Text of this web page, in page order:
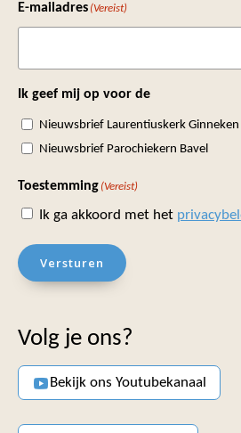
E-mailadres (Vereist)
Ik geef mij op voor de
Nieuwsbrief Laurentiuskerk Ginneken
Nieuwsbrief Parochiekern Bavel
Toestemming (Vereist)
Ik ga akkoord met het
Versturen
Volg je ons?
Bekijk ons Youtubekanaal